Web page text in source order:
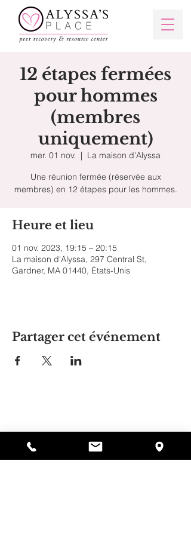
12 étapes fermées
pour hommes
(membres
uniquement)
mer. 01 nov.
  |
La maison d'Alyssa
Une réunion fermée (réservée aux
membres) en 12 étapes pour les hommes.
Heure et lieu
01 nov. 2023, 19:15 – 20:15
La maison d'Alyssa, 297 Central St,
Gardner, MA 01440, États-Unis
Partager cet événement
01440
978-364-0920